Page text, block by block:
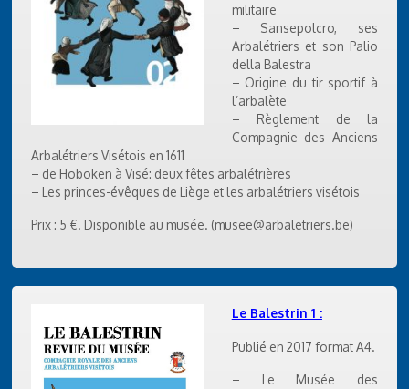
militaire
– Sansepolcro, ses
Arbalétriers et son Palio
della Balestra
– Origine du tir sportif à
l’arbalète
– Règlement de la
Compagnie des Anciens
Arbalétriers Visétois en 1611
– de Hoboken à Visé: deux fêtes arbalétrières
– Les princes-évêques de Liège et les arbalétriers visétois
Prix : 5 €. Disponible au musée. (musee@arbaletriers.be)
Le Balestrin 1 :
Publié en 2017 format A4.
– Le Musée des